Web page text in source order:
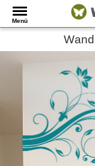
Menü